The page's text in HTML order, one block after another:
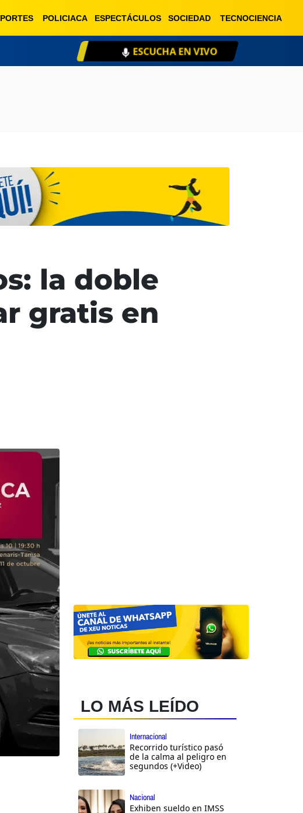
POLICIACA ESPECTÁCULOS SOCIEDAD TECNOCIENCIA
ESCUCHA EN VIVO
la doble
gratis en
LO MÁS LEÍDO
Internacional
Recorrido turístico pasó
de la calma al peligro en
segundos (+Video)
Nacional
Exhiben sueldo en IMSS